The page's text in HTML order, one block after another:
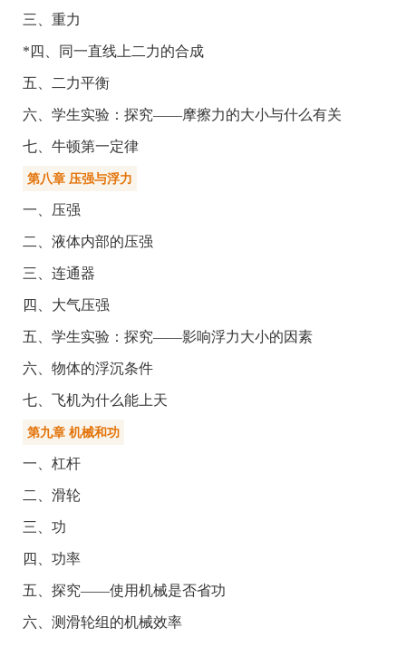
三、重力
*四、同一直线上二力的合成
五、二力平衡
六、学生实验：探究——摩擦力的大小与什么有关
七、牛顿第一定律
第八章 压强与浮力
一、压强
二、液体内部的压强
三、连通器
四、大气压强
五、学生实验：探究——影响浮力大小的因素
六、物体的浮沉条件
七、飞机为什么能上天
第九章 机械和功
一、杠杆
二、滑轮
三、功
四、功率
五、探究——使用机械是否省功
六、测滑轮组的机械效率